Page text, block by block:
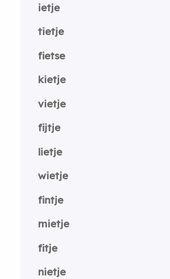
ietje
tietje
fietse
kietje
vietje
fijtje
lietje
wietje
fintje
mietje
fitje
nietje